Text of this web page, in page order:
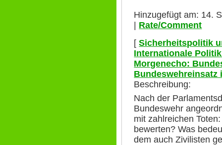
Hinzugefügt am: 14.
Rate/Comment
[Sicherheitspolitik
Internationale
Morgenecho:
Bundeswehreinsatz
Beschreibung:
Nach der
Bundeswehr
mit zahlreichen
bewerten? Was
dem auch Zivilisten